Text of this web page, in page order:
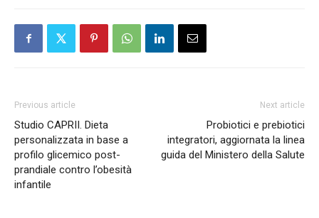
Previous article
Studio CAPRII. Dieta
personalizzata in base a
profilo glicemico post-
prandiale contro l’obesità
infantile
Next article
Probiotici e prebiotici
integratori, aggiornata la linea
guida del Ministero della Salute